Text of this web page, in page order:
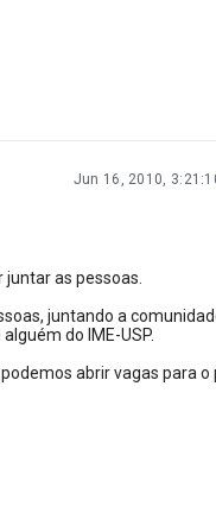
Jun 16, 2010,
as pessoas.
juntando a
do IME-USP.
abrir vagas para o